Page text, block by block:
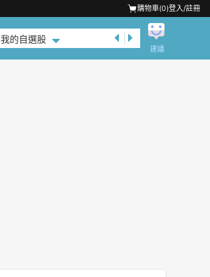
購物車(0)登入/註冊
我的自選股
建議